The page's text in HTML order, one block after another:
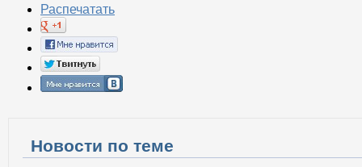
Распечатать
Новости по теме